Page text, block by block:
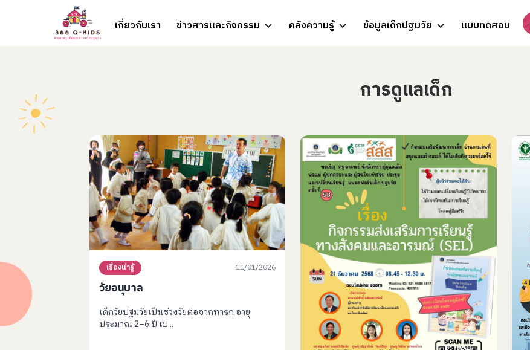
เกี่ยวกับเรา
ข่าวสารและกิจกรรม คลังความรู้ ข้อมูลเด็กปฐมวัย แบบทดสอบ
การดูแลเด็ก
เรื่องน่ารู้ 11/01/2026
วัยอนุบาล
เด็กวัยปฐมวัยเป็นช่วงวัยต่อจากทารก อายุ
ประมาณ 2–6 ปี เป...